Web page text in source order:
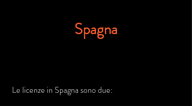
Spagna
Le licenze in Spagna sono due: